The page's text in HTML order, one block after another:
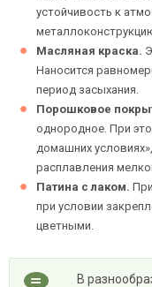
устойчивость к
Масляная краска.
Наносится
период засыхания.
Порошковое
однородное. При
домашних
расплавления
Патина с лаком.
при условии
цветными.
В